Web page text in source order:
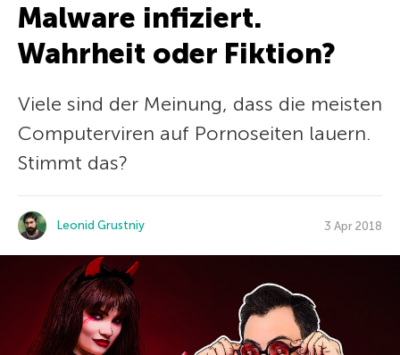
Malware infiziert.
Wahrheit oder Fiktion?
Viele sind der Meinung, dass die meisten
Computerviren auf Pornoseiten lauern.
Stimmt das?
Leonid Grustniy 3 Apr 2018